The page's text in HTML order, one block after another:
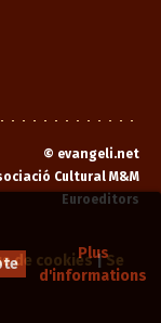
Plus
d'informations
© evangeli.net
Cultural M&M
Euroeditors
de cookies|Se